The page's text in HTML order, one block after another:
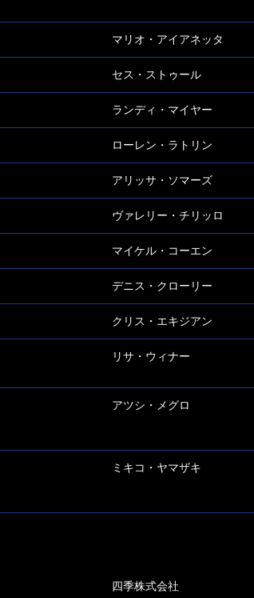
マリオ・アイアネッタ
セス・ストゥール
ランディ・マイヤー
ローレン・ラトリン
アリッサ・ソマーズ
ヴァレリー・チリッロ
マイケル・コーエン
デニス・クローリー
クリス・エキジアン
リサ・ウィナー
アツシ・メグロ
ミキコ・ヤマザキ
四季株式会社